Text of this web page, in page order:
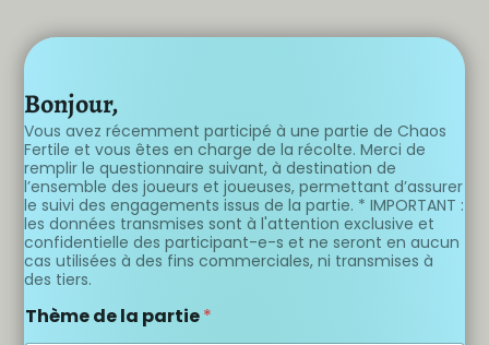
Bonjour,
Vous avez récemment participé à une partie de Chaos
Fertile et vous êtes en charge de la récolte. Merci de
remplir le questionnaire suivant, à destination de
l’ensemble des joueurs et joueuses, permettant d’assurer
le suivi des engagements issus de la partie. * IMPORTANT :
les données transmises sont à l'attention exclusive et
confidentielle des participant-e-s et ne seront en aucun
cas utilisées à des fins commerciales, ni transmises à
des tiers.
Thème de la partie*